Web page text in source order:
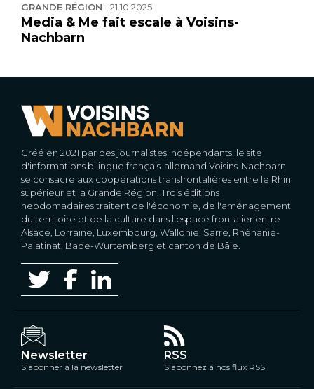
GRANDE RÉGION -21.10.2025
Media & Me fait escale à Voisins-
Nachbarn
Créé en 2021 par des journalistes indépendants, le site
d'informations bilingue français-allemand Voisins-Nachbarn
se consacre aux coopérations transfrontalières entre le Rhin
supérieur et la Grande Région. Trois éditions
hebdomadaires traitent de l'économie, de l'aménagement
du territoire et de la culture dans l'espace frontalier entre
Alsace, Lorraine, Luxembourg, Wallonie, Sarre, Rhénanie-
Palatinat, Bade-Wurtemberg et canton de Bâle.
Newsletter
S’abonner à la newsletter
RSS
S’abonnez à nos flux RSS